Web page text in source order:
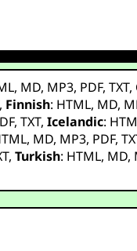
, MD, MP3, PDF,TXT,
, Finnish: HTML, MD,
,TXT,Icelandic:
, MD, MP3, PDF,
,Turkish: HTML, MD,